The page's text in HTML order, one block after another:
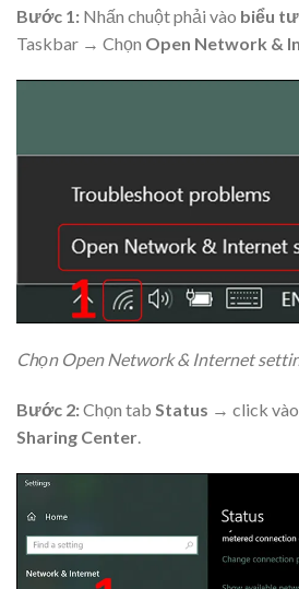
Bước 1: Nhấn chuột phải vào biểu
Taskbar → Chọn Open Network &
Chọn Open Network & Internet
Bước 2:Chọn tab Status → click vào
Sharing Center.